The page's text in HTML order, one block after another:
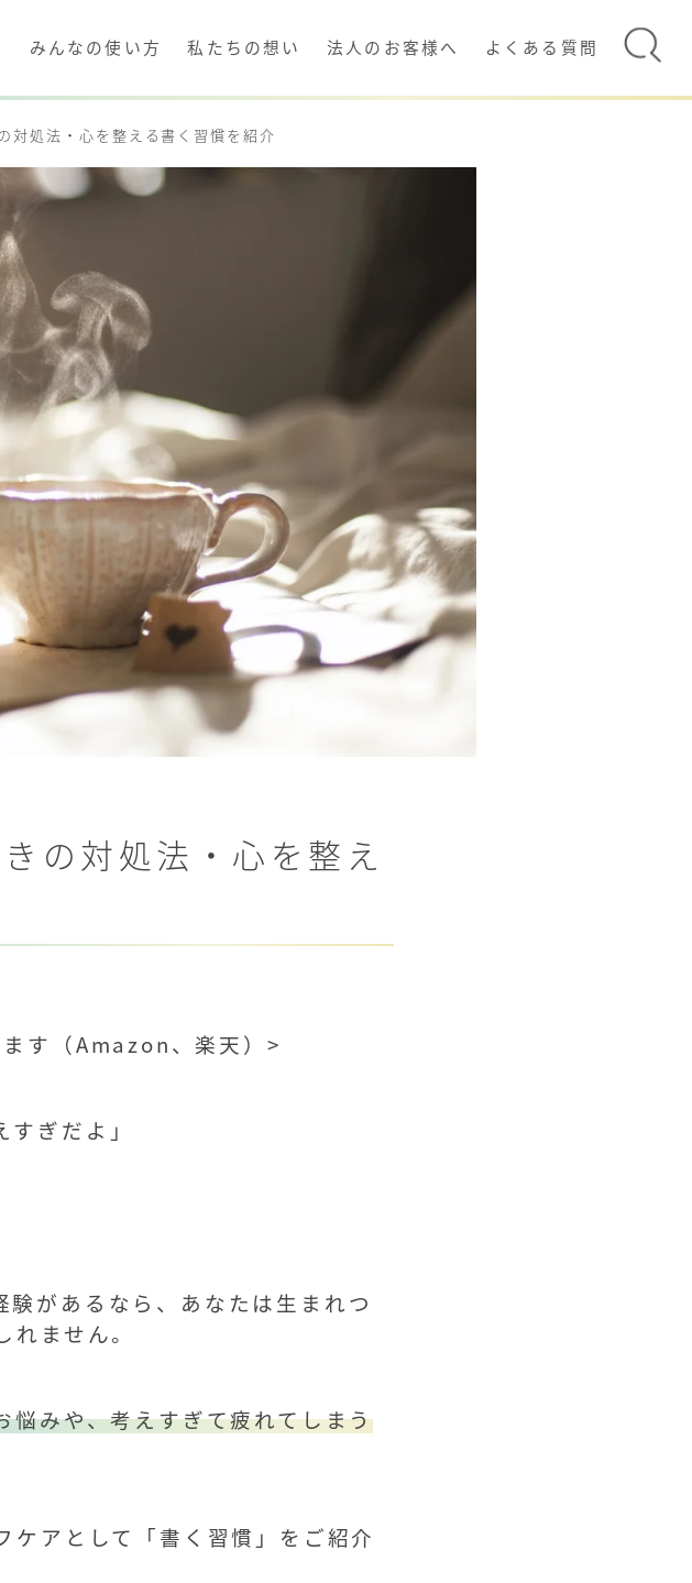
みんなの使い方 私たちの想い 法人のお客様へ よくある質問
対処法・心を整える書く習慣を紹介
の対処法・心を整え
す（Amazon、楽天） >
ぎだよ」
があるなら、あなたは生まれつ
ません。
悩みや、考えすぎて疲れてしまう
アとして「書く習慣」をご紹介